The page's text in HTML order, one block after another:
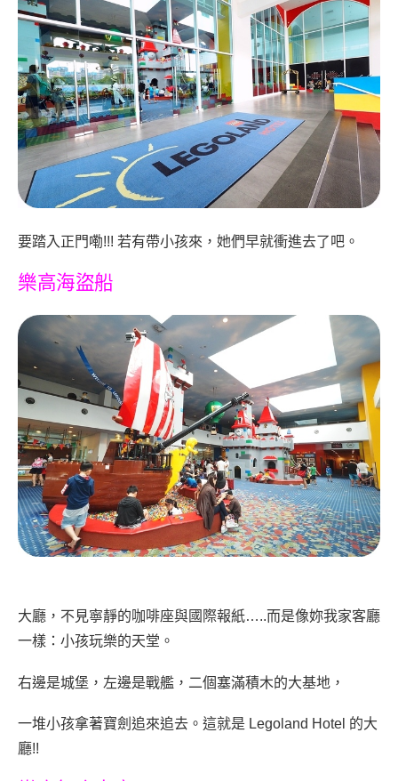
要踏入正門嘞!!! 若有帶小孩來，她們早就衝進去了吧。
樂高海盜船
大廳，不見寧靜的咖啡座與國際報紙…..而是像妳我家客廳
一樣：小孩玩樂的天堂。
右邊是城堡，左邊是戰艦，二個塞滿積木的大基地，
一堆小孩拿著寶劍追來追去。這就是 Legoland Hotel 的大
廳!!